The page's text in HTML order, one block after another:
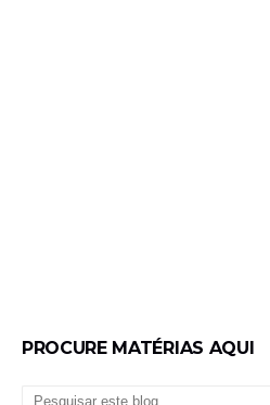
PROCURE MATÉRIAS AQUI